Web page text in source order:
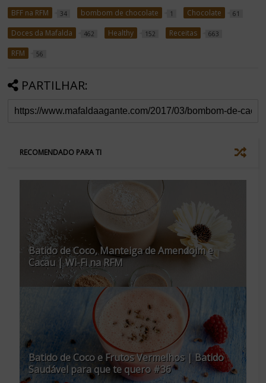
BFF na RFM 34 bombom de chocolate 1 Chocolate 61
Doces da Mafalda 462 Healthy 152 Receitas 663
RFM 56
PARTILHAR:
RECOMENDADO PARA TI
Batido de Coco, Manteiga de Amendoim e
Cacau | Wi-Fi na RFM
Batido de Coco e Frutos Vermelhos | Batido
Saudável para que te quero #36